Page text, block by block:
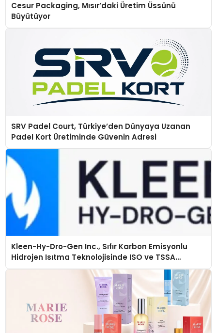
Cesur Packaging, Mısır’daki Üretim Üssünü
Büyütüyor
SRV Padel Court, Türkiye’den Dünyaya Uzanan
Padel Kort Üretiminde Güvenin Adresi
Kleen-Hy-Dro-Gen Inc., Sıfır Karbon Emisyonlu
Hidrojen Isıtma Teknolojisinde ISO ve TSSA
Düzenleyici Onaylarını Aldı